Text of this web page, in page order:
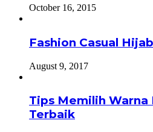
October 16, 2015
Fashion Casual Hijab
August 9, 2017
Tips Memilih
Terbaik